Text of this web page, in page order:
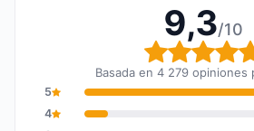
9,3/10
Basada en 4 279 opiniones
5
4